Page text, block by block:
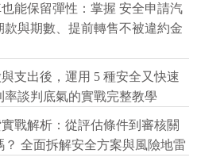
也能保留彈性：掌握 安全申請汽
與期數、提前轉售不被違約金
與支出後，運用 5 種安全又快速
談判底氣的實戰完整教學
實戰解析：從評估條件到審核關
全面拆解安全方案與風險地雷